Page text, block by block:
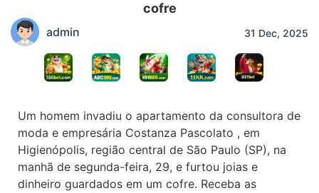
cofre
admin 31 Dec, 2025
Um homem invadiu o apartamento da consultora de
moda e empresária Costanza Pascolato , em
Higienópolis, região central de São Paulo (SP), na
manhã de segunda-feira, 29, e furtou joias e
dinheiro guardados em um cofre. Receba as